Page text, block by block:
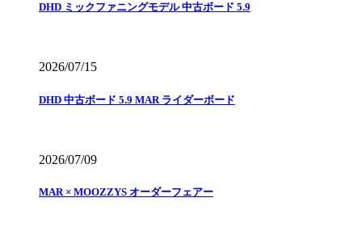
DHD ミックファニングモデル 中古ボード 5.9
2026/07/15
DHD 中古ボード 5.9 MAR ライダーボード
2026/07/09
MAR × MOOZZYS オーダーフェアー